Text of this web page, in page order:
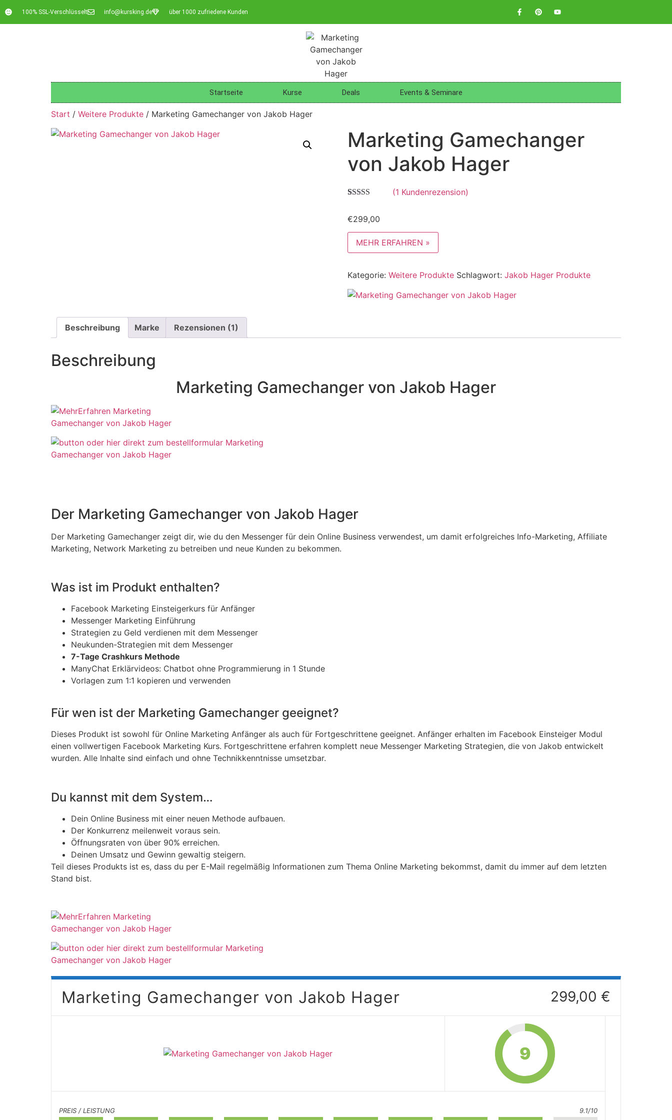
100% SSL-Verschlüsselt info@kursking.de über 1000 zufriedene Kunden
Startseite Kurse Deals Events & Seminare
Start / Weitere Produkte / Marketing Gamechanger von Jakob Hager
Marketing Gamechanger
von Jakob Hager
basierend auf
(1 Kundenrezension)
€299,00
MEHR ERFAHREN »
Kategorie: Weitere Produkte Schlagwort: Jakob Hager Produkte
Beschreibung Marke Rezensionen (1)
Beschreibung
Marketing Gamechanger von Jakob Hager
Der Marketing Gamechanger von Jakob Hager
Der Marketing Gamechanger zeigt dir, wie du den Messenger für dein Online Business verwendest, um damit erfolgreiches Info-Marketing, Affiliate
Marketing, Network Marketing zu betreiben und neue Kunden zu bekommen.
Was ist im Produkt enthalten?
Facebook Marketing Einsteigerkurs für Anfänger
Messenger Marketing Einführung
Strategien zu Geld verdienen mit dem Messenger
Neukunden-Strategien mit dem Messenger
7-Tage Crashkurs Methode
ManyChat Erklärvideos: Chatbot ohne Programmierung in 1 Stunde
Vorlagen zum 1:1 kopieren und verwenden
Für wen ist der Marketing Gamechanger geeignet?
Dieses Produkt ist sowohl für Online Marketing Anfänger als auch für Fortgeschrittene geeignet. Anfänger erhalten im Facebook Einsteiger Modul
einen vollwertigen Facebook Marketing Kurs. Fortgeschrittene erfahren komplett neue Messenger Marketing Strategien, die von Jakob entwickelt
wurden. Alle Inhalte sind einfach und ohne Technikkenntnisse umsetzbar.
Du kannst mit dem System…
Dein Online Business mit einer neuen Methode aufbauen.
Der Konkurrenz meilenweit voraus sein.
Öffnungsraten von über 90% erreichen.
Deinen Umsatz und Gewinn gewaltig steigern.
Teil dieses Produkts ist es, dass du per E-Mail regelmäßig Informationen zum Thema Online Marketing bekommst, damit du immer auf dem letzten
Stand bist.
Marketing Gamechanger von Jakob Hager 299,00 €
9
PREIS / LEISTUNG 9.1/10